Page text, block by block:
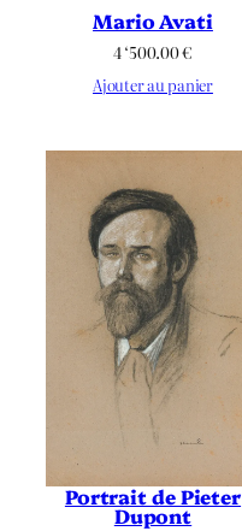
Mario Avati
4 ‘500.00€
Ajouter au panier
Portrait de Pieter
Dupont